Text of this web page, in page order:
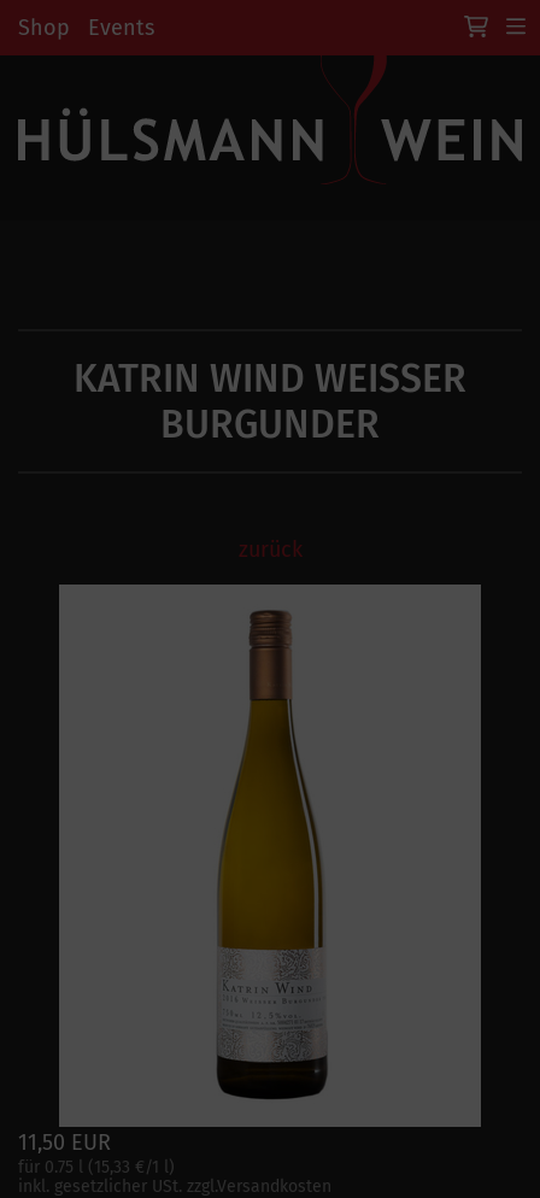
Shop Events
KATRIN WIND WEISSER
BURGUNDER
zurück
11,50 EUR
für 0.75 l (15,33 €/1 l)
inkl. gesetzlicher USt. zzgl.Versandkosten